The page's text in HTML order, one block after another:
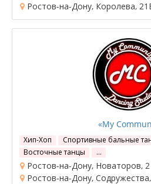
Ростов-на-Дону, Королева,
«My
Хип-Хоп Спортивные бальные
Восточные танцы
…
Ростов-на-Дону, Новаторов, 2
Ростов-на-Дону,